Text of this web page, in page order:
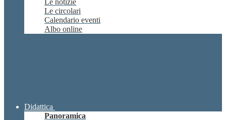
Le notizie
Le circolari
Calendario eventi
Albo online
Didattica
Panoramica